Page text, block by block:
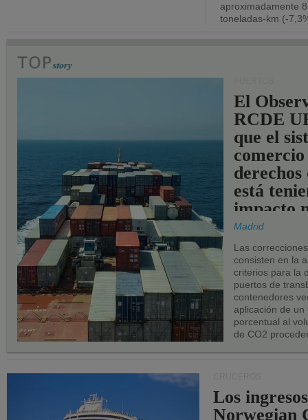
aproximadamente
toneladas-km (-
El
RCDE
que el
comercio
derechos
está
impacto
los
UE.
Madrid
Las
consisten en la
criterios para la
puertos de
contenedores
aplicación de
porcentual al
de CO2
Los
Norwegian